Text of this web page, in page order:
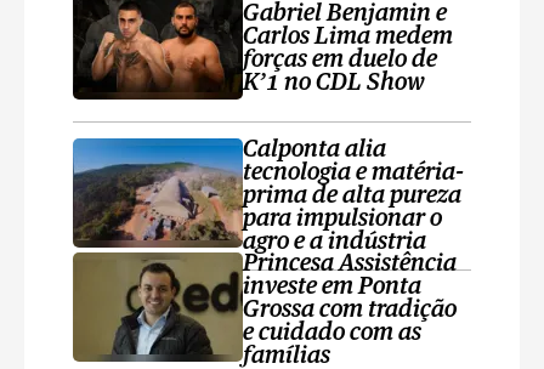
Gabriel Benjamin e
Carlos Lima medem
forças em duelo de
K’1 no CDL Show
Calponta alia
tecnologia e matéria-
prima de alta pureza
para impulsionar o
agro e a indústria
Princesa Assistência
investe em Ponta
Grossa com tradição
e cuidado com as
famílias